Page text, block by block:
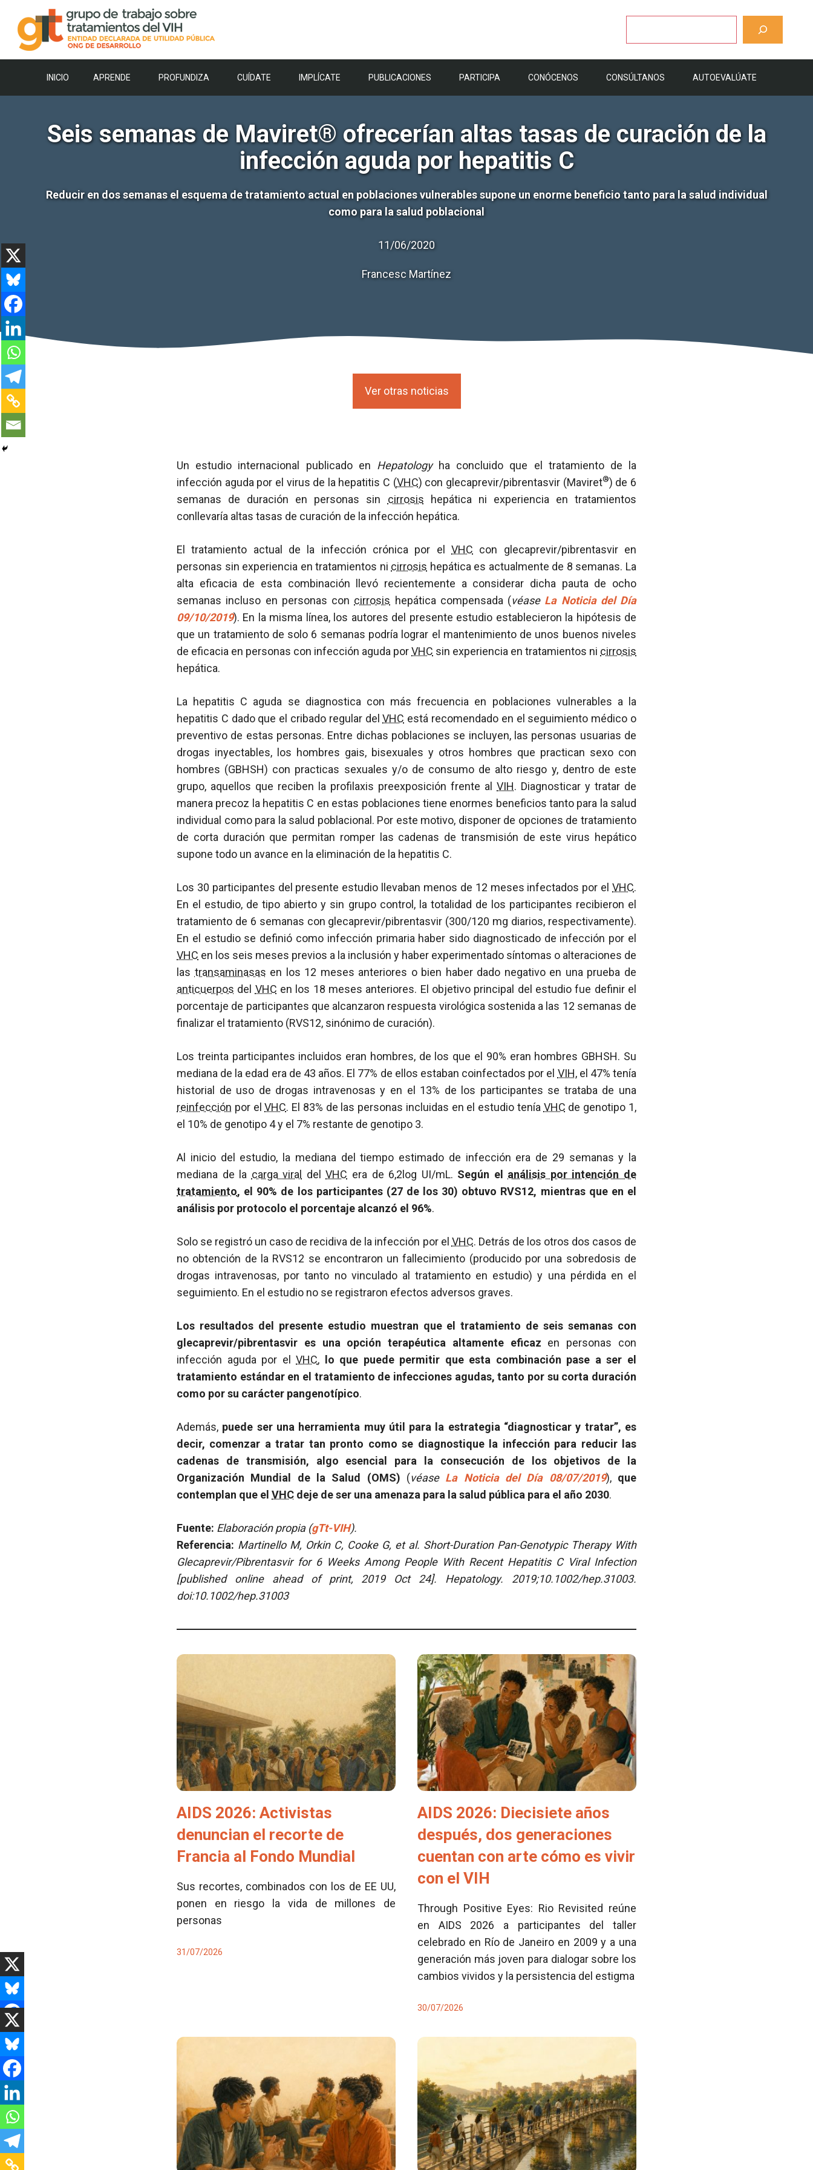
contenido
INICIO APRENDE PROFUNDIZA CUÍDATE IMPLÍCATE PUBLICACIONES PARTICIPA CONÓCENOS CONSÚLTANOS AUTOEVALÚATE
Seis semanas de Maviret® ofrecerían altas tasas de curación de la
infección aguda por hepatitis C
Reducir en dos semanas el esquema de tratamiento actual en poblaciones vulnerables supone un enorme beneficio tanto para la salud individual
como para la salud poblacional
11/06/2020
Francesc Martínez
Ver otras noticias
Un estudio internacional publicado en Hepatologyha concluido que el tratamiento de la
infección aguda por el virus de la hepatitis C (VHC) con glecaprevir/pibrentasvir (Maviret®) de 6
semanas de duración en personas sin cirrosis hepática ni experiencia en tratamientos
conllevaría altas tasas de curación de la infección hepática.
El tratamiento actual de la infección crónica por el VHC con glecaprevir/pibrentasvir en
personas sin experiencia en tratamientos ni cirrosis hepática es actualmente de 8 semanas. La
alta eficacia de esta combinación llevó recientemente a considerar dicha pauta de ocho
semanas incluso en personas con cirrosis hepática compensada (véase La Noticia del Día
09/10/2019). En la misma línea, los autores del presente estudio establecieron la hipótesis de
que un tratamiento de solo 6 semanas podría lograr el mantenimiento de unos buenos niveles
de eficacia en personas con infección aguda porVHC sin experiencia en tratamientos ni cirrosis
hepática.
La hepatitis C aguda se diagnostica con más frecuencia en poblaciones vulnerables a la
hepatitis C dado que el cribado regular delVHC está recomendado en el seguimiento médico o
preventivo de estas personas. Entre dichas poblaciones se incluyen, las personas usuarias de
drogas inyectables, los hombres gais, bisexuales y otros hombres que practican sexo con
hombres (GBHSH) con practicas sexuales y/o de consumo de alto riesgo y, dentro de este
grupo, aquellos que reciben la profilaxis preexposición frente al VIH. Diagnosticar y tratar de
manera precoz la hepatitis C en estas poblaciones tiene enormes beneficios tanto para la salud
individual como para la salud poblacional. Por este motivo, disponer de opciones de tratamiento
de corta duración que permitan romper las cadenas de transmisión de este virus hepático
supone todo un avance en la eliminación de la hepatitis C.
Los 30 participantes del presente estudio llevaban menos de 12 meses infectados por el VHC.
En el estudio, de tipo abierto y sin grupo control, la totalidad de los participantes recibieron el
tratamiento de 6 semanas con glecaprevir/pibrentasvir (300/120 mg diarios, respectivamente).
En el estudio se definió como infección primaria haber sido diagnosticado de infección por el
VHC en los seis meses previos a la inclusión y haber experimentado síntomas o alteraciones de
las transaminasas en los 12 meses anteriores o bien haber dado negativo en una prueba de
anticuerpos del VHC en los 18 meses anteriores. El objetivo principal del estudio fue definir el
porcentaje de participantes que alcanzaron respuesta virológica sostenida a las 12 semanas de
finalizar el tratamiento (RVS12, sinónimo de curación).
Los treinta participantes incluidos eran hombres, de los que el 90% eran hombres GBHSH. Su
mediana de la edad era de 43 años. El 77% de ellos estaban coinfectados por el VIH, el 47% tenía
historial de uso de drogas intravenosas y en el 13% de los participantes se trataba de una
reinfección por elVHC. El 83% de las personas incluidas en el estudio tenía VHC de genotipo 1,
el 10% de genotipo 4 y el 7% restante de genotipo 3.
Al inicio del estudio, la mediana del tiempo estimado de infección era de 29 semanas y la
mediana de la carga viral delVHC era de 6,2log UI/mL. Según el análisis por intención de
tratamiento, el 90% de los participantes (27 de los 30) obtuvo RVS12, mientras que en el
análisis por protocolo el porcentaje alcanzó el 96%.
Solo se registró un caso de recidiva de la infección por el VHC. Detrás de los otros dos casos de
no obtención de la RVS12 se encontraron un fallecimiento (producido por una sobredosis de
drogas intravenosas, por tanto no vinculado al tratamiento en estudio) y una pérdida en el
seguimiento. En el estudio no se registraron efectos adversos graves.
Los resultados del presente estudio muestran que el tratamiento de seis semanas con
glecaprevir/pibrentasvir es una opción terapéutica altamente eficaz en personas con
infección aguda por elVHC,
lo que puede permitir que esta combinación pase a ser el
tratamiento estándar en el tratamiento de infecciones agudas, tanto por su corta duración
como por su carácter pangenotípico.
Además, puede ser una herramienta muy útil para la estrategia “diagnosticar y tratar”, es
decir, comenzar a tratar tan pronto como se diagnostique la infección para reducir las
cadenas de transmisión, algo esencial para la consecución de los objetivos de la
Organización Mundial de la Salud (OMS) (véase La Noticia del Día 08/07/2019), que
contemplan que el VHC deje de ser una amenaza para la salud pública para el año 2030.
Fuente: Elaboración propia (gTt-VIH).
Referencia: Martinello M, Orkin C, Cooke G, et al. Short-Duration Pan-Genotypic Therapy With
Glecaprevir/Pibrentasvir for 6 Weeks Among People With Recent Hepatitis C Viral Infection
[published online ahead of print, 2019 Oct 24]. Hepatology. 2019;10.1002/hep.31003.
doi:10.1002/hep.31003
AIDS 2026: Activistas
denuncian el recorte de
Francia al Fondo Mundial
Sus recortes, combinados con los de EE UU,
ponen en riesgo la vida de millones de
personas
31/07/2026
AIDS 2026: Diecisiete años
después, dos generaciones
cuentan con arte cómo es vivir
con el VIH
Through Positive Eyes: Rio Revisited reúne
en AIDS 2026 a participantes del taller
celebrado en Río de Janeiro en 2009 y a una
generación más joven para dialogar sobre los
cambios vividos y la persistencia del estigma
30/07/2026